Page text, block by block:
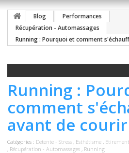
Blog
Performances
Récupération - Automassages
Running : Pourquoi et comment
Running :
comment
avant de courir
Catégories : Detente - Stress , Esthétisme ,
, Récupération - Automassages , Running